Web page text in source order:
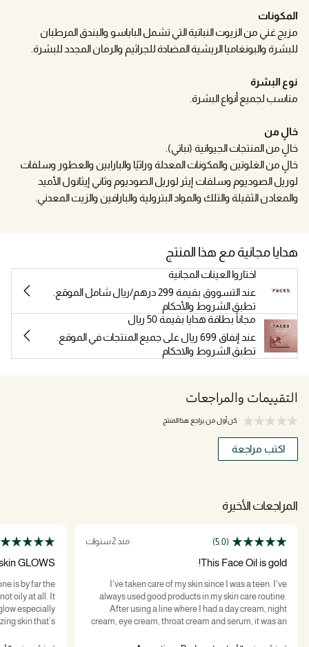
المكونات
مزيج غني من الزيوت النباتية التي تشمل الباباسو والبندق المرطبان
للبشرة والبونغاميا الريشية المضادة للجراثيم والرمان المجدد للبشرة.
نوع البشرة
مناسب لجميع أنواع البشرة.
خالٍ من
خالٍ من المنتجات الجيوانية (نباتي).
خالٍ من الغلوتين والمكونات المعدلة وراثيًا والبارابين والعطور وسلفات
لوريل الصوديوم وسلفات إيثر لوريل الصوديوم وثاني إيثانول الأميد
والمعادن الثقيلة والتلك والمواد البترولية والبارافين والزيت المعدني.
هدايا مجانية مع هذا المنتج
اختاروا العينات المجانية
عند التسووق بقيمة 299 درهم/ريال شامل الموقع.
تطبق الشروط والأحكام
مجاناً بطاقة هدايا بقيمة 50 ريال
عند إنفاق 699 ريال على جميع المنتجات في الموقع.
تطبق الشروط والاحكام
التقييمات والمراجعات
كن أول من يراجع هذا المنتج
اكتب مراجعة
المراجعات الأخيرة
(5.0) منذ 2 سنوات
This Face Oil is gold!
I've taken care of my skin since I was a teen. I've
always used good products in my skin care routine.
After using a line where I had a day cream, night
cream, eye cream, throat cream and serum, it was an
GLOWS
is by far the
oily at all. It
especially
skin that’s